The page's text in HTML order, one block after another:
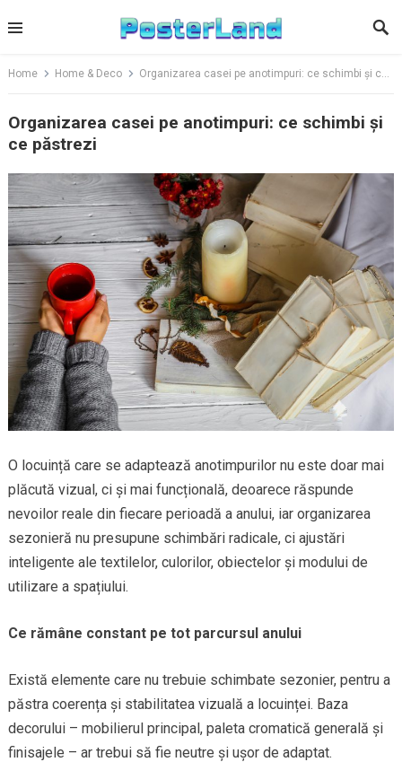
to
Home Home & Deco Organizarea casei pe anotimpuri: ce schimbi și ce păstrezi
Organizarea casei pe anotimpuri: ce schimbi și
ce păstrezi
O locuință care se adaptează anotimpurilor nu este doar mai
plăcută vizual, ci și mai funcțională, deoarece răspunde
nevoilor reale din fiecare perioadă a anului, iar organizarea
sezonieră nu presupune schimbări radicale, ci ajustări
inteligente ale textilelor, culorilor, obiectelor și modului de
utilizare a spațiului.
Ce rămâne constant pe tot parcursul anului
Există elemente care nu trebuie schimbate sezonier, pentru a
păstra coerența și stabilitatea vizuală a locuinței. Baza
decorului – mobilierul principal, paleta cromatică generală și
finisajele – ar trebui să fie neutre și ușor de adaptat.